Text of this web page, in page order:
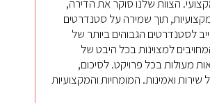
הצוות שלנו סוקר את הדירה,
תוך שמירה על סטנדרטים
לסטנדרטים הגבוהים ביותר של
למצוינות בכל היבט של
מעולות בכל פרויקט. לסיכום,
ואמינות. המומחיות והמקצועיות